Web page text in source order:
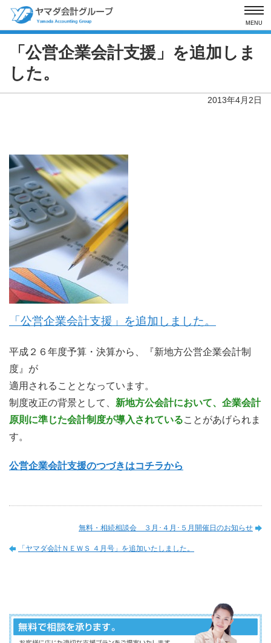
MENU
「公営企業会計支援」を追加しま
した。
2013年4月2日
「公営企業会計支援」を追加しました。
平成２６年度予算・決算から、『新地方公営企業会計制
度』が
適用されることとなっています。
制度改正の背景として、 新地方公会計において、企業会計
原則に準じた会計制度が導入されていることがあげられま
す。
公営企業会計支援のつづきはコチラから
無料・相続相談会 ３月･４月･５月開催日のお知らせ
「ヤマダ会計ＮＥＷＳ ４月号」を追加いたしました。